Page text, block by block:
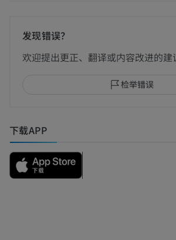
发现错误？
欢迎提出更正、翻译或内容改进的建
检举错误
下载APP